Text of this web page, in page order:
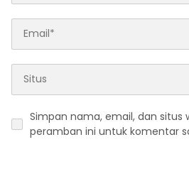
Simpan nama, email, dan situs
peramban ini untuk komentar